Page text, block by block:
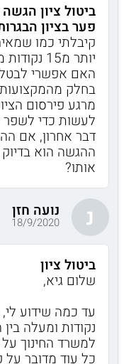
ביטול ציון
פער בציון
קיבלתי כמו
יותר מ15 נקודות מעל ציון ההגשה
האם אפשרי
מרגע פירסום
לעשות כדי לשפר
דבר אחרון, אם
אותו?
נ נועה חזן
18/9/2020
ביטול ציון
שלום גיא,
נקודות ומעלה
למשרד החינוך על